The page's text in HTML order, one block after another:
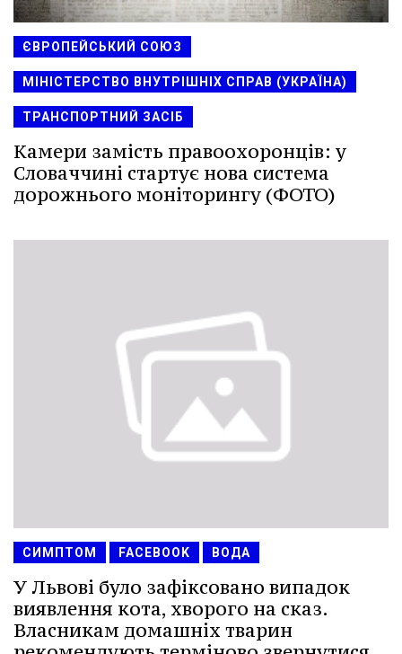
ЄВРОПЕЙСЬКИЙ СОЮЗ
МІНІСТЕРСТВО ВНУТРІШНІХ СПРАВ (УКРАЇНА)
ТРАНСПОРТНИЙ ЗАСІБ
Камери замість правоохоронців: у
Словаччині стартує нова система
дорожнього моніторингу (ФОТО)
СИМПТОМ FACEBOOK ВОДА
У Львові було зафіксовано випадок
виявлення кота, хворого на сказ.
Власникам домашніх тварин